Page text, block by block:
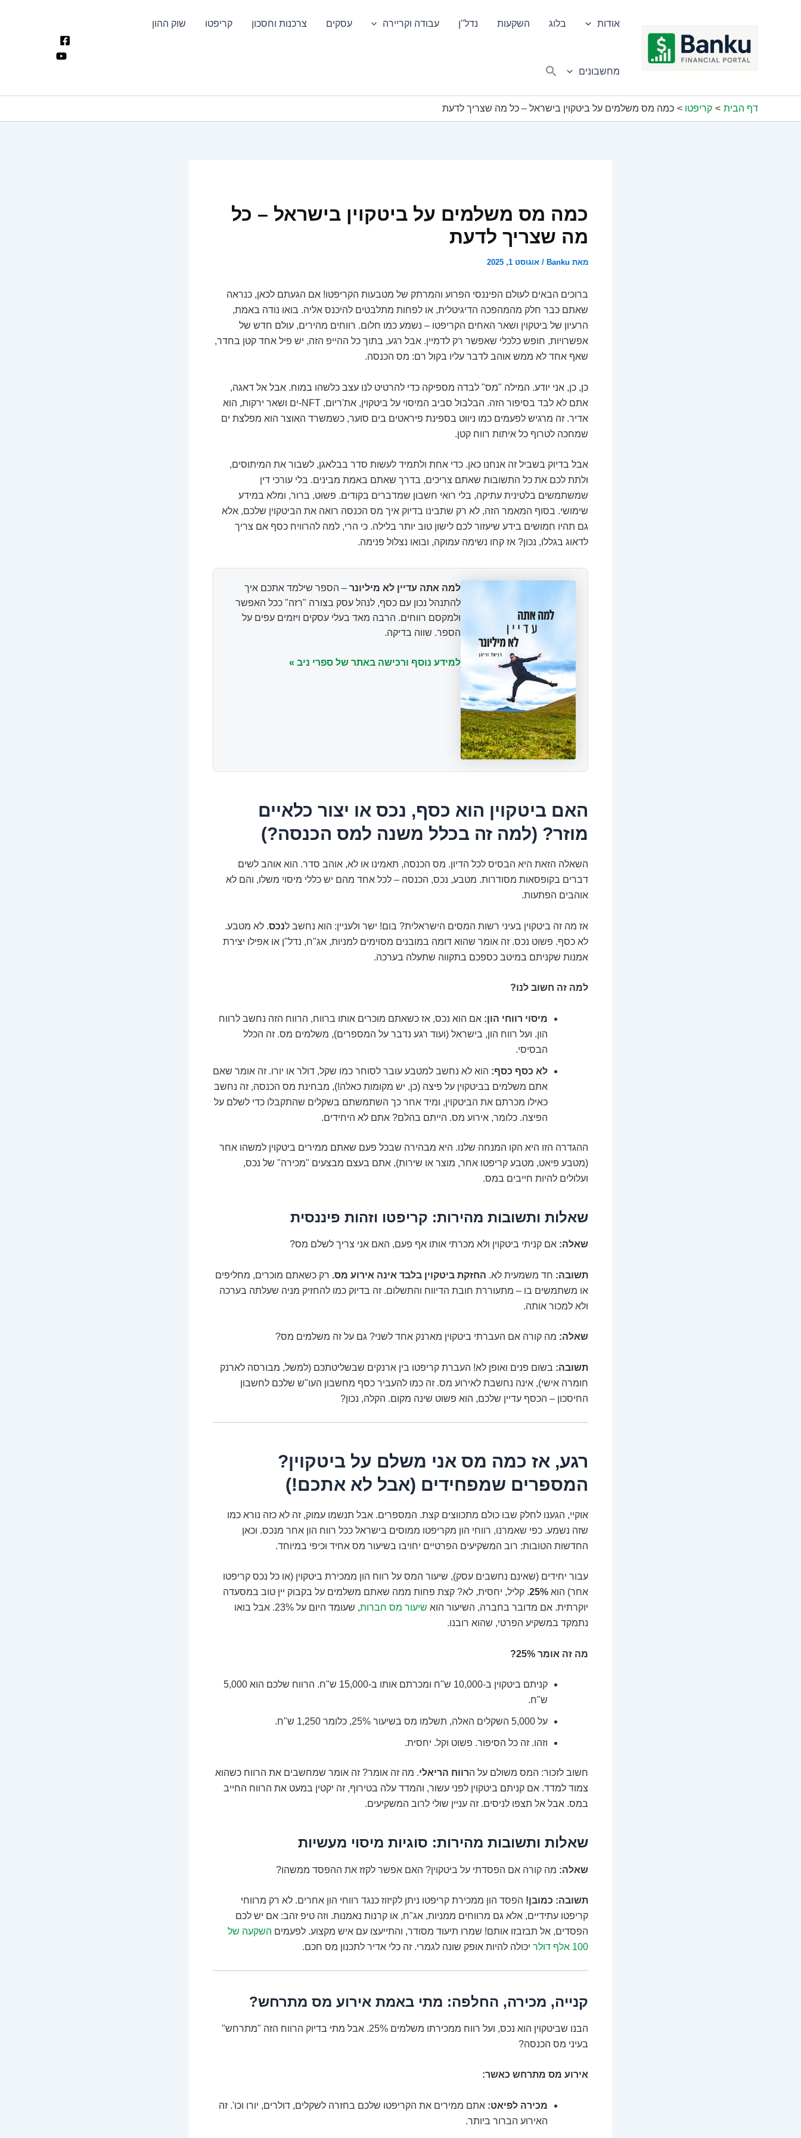
אודות בלוג השקעות נדל"ן עבודה וקריירה עסקים צרכנות וחסכון קריפטו שוק ההון
מחשבונים
דף הבית קריפטו כמה מס משלמים על ביטקוין בישראל – כל מה שצריך לדעת
כמה מס משלמים על ביטקוין בישראל – כל
מה שצריך לדעת
מאת Banku
/ אוגוסט 1, 2025
ברוכים הבאים לעולם הפיננסי הפרוע והמרתק של מטבעות הקריפטו! אם הגעתם לכאן, כנראה
שאתם כבר חלק מהמהפכה הדיגיטלית, או לפחות מתלבטים להיכנס אליה. בואו נודה באמת,
הרעיון של ביטקוין ושאר האחים הקריפטו – נשמע כמו חלום. רווחים מהירים, עולם חדש של
אפשרויות, חופש כלכלי שאפשר רק לדמיין. אבל רגע, בתוך כל ההייפ הזה, יש פיל אחד קטן בחדר,
שאף אחד לא ממש אוהב לדבר עליו בקול רם: מס הכנסה.
כן, כן, אני יודע. המילה "מס" לבדה מספיקה כדי להרטיט לנו עצב כלשהו במוח. אבל אל דאגה,
אתם לא לבד בסיפור הזה. הבלבול סביב המיסוי על ביטקוין, את'ריום, NFT-ים ושאר ירקות, הוא
אדיר. זה מרגיש לפעמים כמו ניווט בספינת פיראטים בים סוער, כשמשרד האוצר הוא מפלצת ים
שמחכה לטרוף כל איתות רווח קטן.
אבל בדיוק בשביל זה אנחנו כאן. כדי אחת ולתמיד לעשות סדר בבלאגן, לשבור את המיתוסים,
ולתת לכם את כל התשובות שאתם צריכים, בדרך שאתם באמת מבינים. בלי עורכי דין
שמשתמשים בלטינית עתיקה, בלי רואי חשבון שמדברים בקודים. פשוט, ברור, ומלא במידע
שימושי. בסוף המאמר הזה, לא רק שתבינו בדיוק איך מס הכנסה רואה את הביטקוין שלכם, אלא
גם תהיו חמושים בידע שיעזור לכם לישון טוב יותר בלילה. כי הרי, למה להרוויח כסף אם צריך
לדאוג בגללו, נכון? אז קחו נשימה עמוקה, ובואו נצלול פנימה.
למה אתה עדיין לא מיליונר – הספר שילמד אתכם איך
להתנהל נכון עם כסף, לנהל עסק בצורה "רזה" ככל האפשר
ולמקסם רווחים. הרבה מאד בעלי עסקים ויזמים עפים על
הספר. שווה בדיקה.
למידע נוסף ורכישה באתר של ספרי ניב »
האם ביטקוין הוא כסף, נכס או יצור כלאיים
מוזר? (למה זה בכלל משנה למס הכנסה?)
השאלה הזאת היא הבסיס לכל הדיון. מס הכנסה, תאמינו או לא, אוהב סדר. הוא אוהב לשים
דברים בקופסאות מסודרות. מטבע, נכס, הכנסה – לכל אחד מהם יש כללי מיסוי משלו, והם לא
אוהבים הפתעות.
אז מה זה ביטקוין בעיני רשות המסים הישראלית? בום! ישר ולעניין: הוא נחשב לנכס. לא מטבע.
לא כסף. פשוט נכס. זה אומר שהוא דומה במובנים מסוימים למניות, אג"ח, נדל"ן או אפילו יצירת
אמנות שקניתם במיטב כספכם בתקווה שתעלה בערכה.
למה זה חשוב לנו?
מיסוי רווחי הון: אם הוא נכס, אז כשאתם מוכרים אותו ברווח, הרווח הזה נחשב לרווח
הון. ועל רווח הון, בישראל (ועוד רגע נדבר על המספרים), משלמים מס. זה הכלל
הבסיסי.
לא כסף כסף: הוא לא נחשב למטבע עובר לסוחר כמו שקל, דולר או יורו. זה אומר שאם
אתם משלמים בביטקוין על פיצה (כן, יש מקומות כאלה!), מבחינת מס הכנסה, זה נחשב
כאילו מכרתם את הביטקוין, ומיד אחר כך השתמשתם בשקלים שהתקבלו כדי לשלם על
הפיצה. כלומר, אירוע מס. הייתם בהלם? אתם לא היחידים.
ההגדרה הזו היא הקו המנחה שלנו. היא מבהירה שבכל פעם שאתם ממירים ביטקוין למשהו אחר
(מטבע פיאט, מטבע קריפטו אחר, מוצר או שירות), אתם בעצם מבצעים "מכירה" של נכס,
ועלולים להיות חייבים במס.
שאלות ותשובות מהירות: קריפטו וזהות פיננסית
שאלה: אם קניתי ביטקוין ולא מכרתי אותו אף פעם, האם אני צריך לשלם מס?
תשובה: חד משמעית לא. החזקת ביטקוין בלבד אינה אירוע מס. רק כשאתם מוכרים, מחליפים
או משתמשים בו – מתעוררת חובת הדיווח והתשלום. זה בדיוק כמו להחזיק מניה שעלתה בערכה
ולא למכור אותה.
שאלה: מה קורה אם העברתי ביטקוין מארנק אחד לשני? גם על זה משלמים מס?
תשובה: בשום פנים ואופן לא! העברת קריפטו בין ארנקים שבשליטתכם (למשל, מבורסה לארנק
חומרה אישי), אינה נחשבת לאירוע מס. זה כמו להעביר כסף מחשבון העו"ש שלכם לחשבון
החיסכון – הכסף עדיין שלכם, הוא פשוט שינה מקום. הקלה, נכון?
רגע, אז כמה מס אני משלם על ביטקוין?
המספרים שמפחידים (אבל לא אתכם!)
אוקיי, הגענו לחלק שבו כולם מתכווצים קצת. המספרים. אבל תנשמו עמוק, זה לא כזה נורא כמו
שזה נשמע. כפי שאמרנו, רווחי הון מקריפטו ממוסים בישראל ככל רווח הון אחר מנכס. וכאן
החדשות הטובות: רוב המשקיעים הפרטיים יחויבו בשיעור מס אחיד וכיפי במיוחד.
עבור יחידים (שאינם נחשבים עסק), שיעור המס על רווח הון ממכירת ביטקוין (או כל נכס קריפטו
אחר) הוא 25%. קליל, יחסית, לא? קצת פחות ממה שאתם משלמים על בקבוק יין טוב במסעדה
יוקרתית. אם מדובר בחברה, השיעור הוא שיעור מס חברות
, שעומד היום על 23%. אבל בואו
נתמקד במשקיע הפרטי, שהוא רובנו.
מה זה אומר 25%?
קניתם ביטקוין ב-10,000 ש"ח ומכרתם אותו ב-15,000 ש"ח. הרווח שלכם הוא 5,000
ש"ח.
על 5,000 השקלים האלה, תשלמו מס בשיעור 25%, כלומר 1,250 ש"ח.
וזהו. זה כל הסיפור. פשוט וקל. יחסית.
חשוב לזכור: המס משולם על הרווח הריאלי. מה זה אומר? זה אומר שמחשבים את הרווח כשהוא
צמוד למדד. אם קניתם ביטקוין לפני עשור, והמדד עלה בטירוף, זה יקטין במעט את הרווח החייב
במס. אבל אל תצפו לניסים. זה עניין שולי לרוב המשקיעים.
שאלות ותשובות מהירות: סוגיות מיסוי מעשיות
שאלה: מה קורה אם הפסדתי על ביטקוין? האם אפשר לקזז את ההפסד ממשהו?
תשובה: כמובן! הפסד הון ממכירת קריפטו ניתן לקיזוז כנגד רווחי הון אחרים. לא רק מרווחי
קריפטו עתידיים, אלא גם מרווחים ממניות, אג"ח, או קרנות נאמנות. וזה טיפ זהב: אם יש לכם
הפסדים, אל תבזבזו אותם! שמרו תיעוד מסודר, והתייעצו עם איש מקצוע. לפעמים השקעה של
100 אלף דולר
יכולה להיות אופק שונה לגמרי. זה כלי אדיר לתכנון מס חכם.
קנייה, מכירה, החלפה: מתי באמת אירוע מס מתרחש?
הבנו שביטקוין הוא נכס, ועל רווח ממכירתו משלמים 25%. אבל מתי בדיוק הרווח הזה "מתרחש"
בעיני מס הכנסה?
אירוע מס מתרחש כאשר:
מכירה לפיאט: אתם ממירים את הקריפטו שלכם בחזרה לשקלים, דולרים, יורו וכו'. זה
האירוע הברור ביותר.